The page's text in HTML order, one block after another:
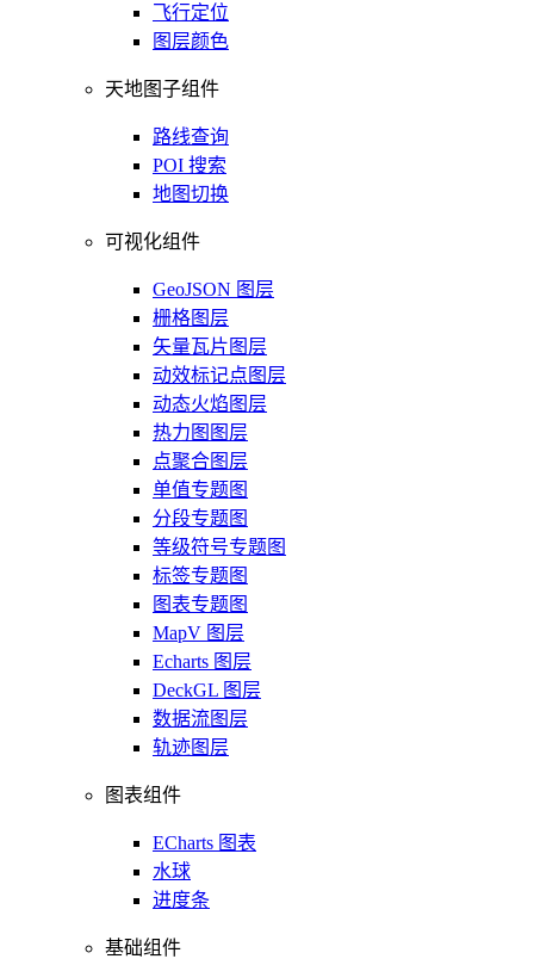
飞行定位
图层颜色
天地图子组件
路线查询
POI 搜索
地图切换
可视化组件
GeoJSON 图层
栅格图层
矢量瓦片图层
动效标记点图层
动态火焰图层
热力图图层
点聚合图层
单值专题图
分段专题图
等级符号专题图
标签专题图
图表专题图
MapV 图层
Echarts 图层
DeckGL 图层
数据流图层
轨迹图层
图表组件
ECharts 图表
水球
进度条
基础组件